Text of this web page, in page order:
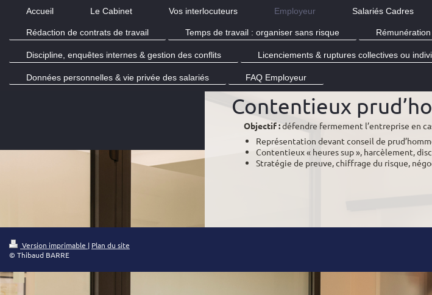
Accueil Le Cabinet Vos interlocuteurs Employeur Salariés Cadres
Rédaction de contrats de travail Temps de travail : organiser sans risque
Discipline, enquêtes internes & gestion des conflits Licenciements & ruptures collectives ou
Données personnelles & vie privée des salariés FAQ Employeur
Contentieux
Objectif :défendre fermement l’entreprise en
Représentation devant conseil de
Contentieux « heures sup », harcèlement,
Stratégie de preuve, chiffrage du risque,
Version imprimable | Plan du site
© Thibaud BARRE